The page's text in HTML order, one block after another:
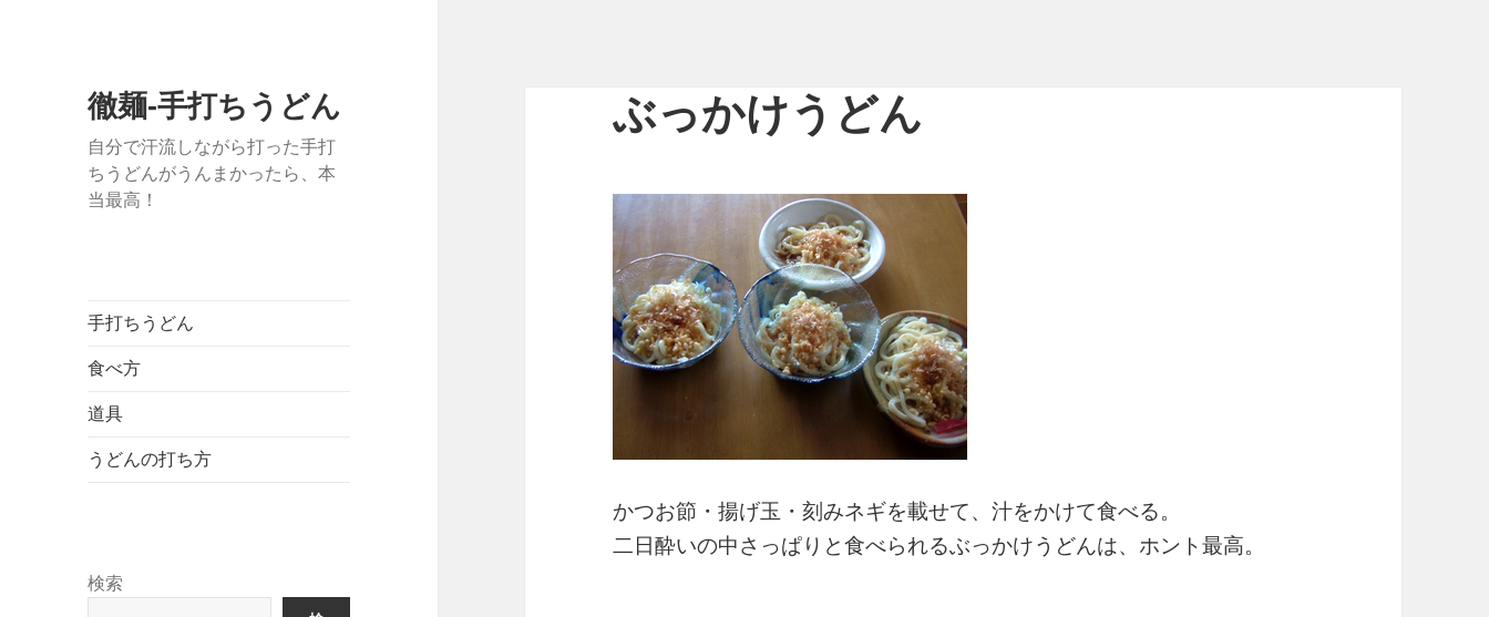
徹麺-手打ちうどん
自分で汗流しながら打った手打
ちうどんがうんまかったら、本
当最高！
手打ちうどん
食べ方
道具
うどんの打ち方
検索
ぶっかけうどん
かつお節・揚げ玉・刻みネギを載せて、汁をかけて食べる。
二日酔いの中さっぱりと食べられるぶっかけうどんは、ホント最高。